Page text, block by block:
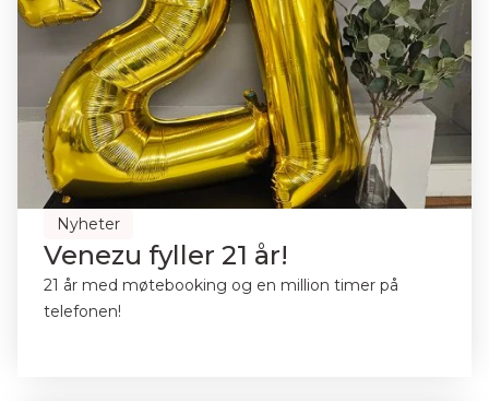
Nyheter
Venezu fyller 21 år!
21 år med møtebooking og en million timer på
telefonen!